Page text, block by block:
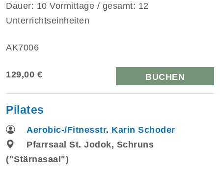
Dauer: 10 Vormittage / gesamt: 12
Unterrichtseinheiten
AK7006
129,00 € BUCHEN
Pilates
Aerobic-/Fitnesstr. Karin Schoder
Pfarrsaal St. Jodok, Schruns
("Stärnasaal")